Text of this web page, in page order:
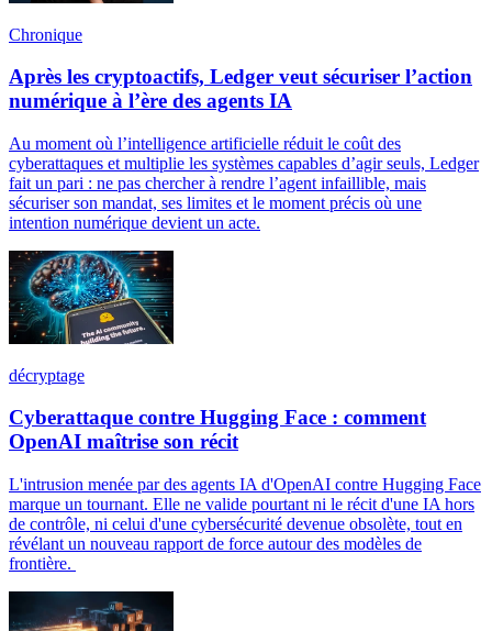
Chronique
Après les cryptoactifs, Ledger veut sécuriser l’action
numérique à l’ère des agents IA
Au moment où l’intelligence artificielle réduit le coût des
cyberattaques et multiplie les systèmes capables d’agir seuls, Ledger
fait un pari : ne pas chercher à rendre l’agent infaillible, mais
sécuriser son mandat, ses limites et le moment précis où une
intention numérique devient un acte.
décryptage
Cyberattaque contre Hugging Face : comment
OpenAI maîtrise son récit
L'intrusion menée par des agents IA d'OpenAI contre Hugging Face
marque un tournant. Elle ne valide pourtant ni le récit d'une IA hors
de contrôle, ni celui d'une cybersécurité devenue obsolète, tout en
révélant un nouveau rapport de force autour des modèles de
frontière.